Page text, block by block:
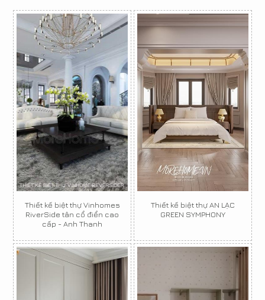
Thiết kế biệt thự Vinhomes
RiverSide tân cổ điển cao
cấp - Anh Thanh
Thiết kế biệt thự AN LẠC
GREEN SYMPHONY